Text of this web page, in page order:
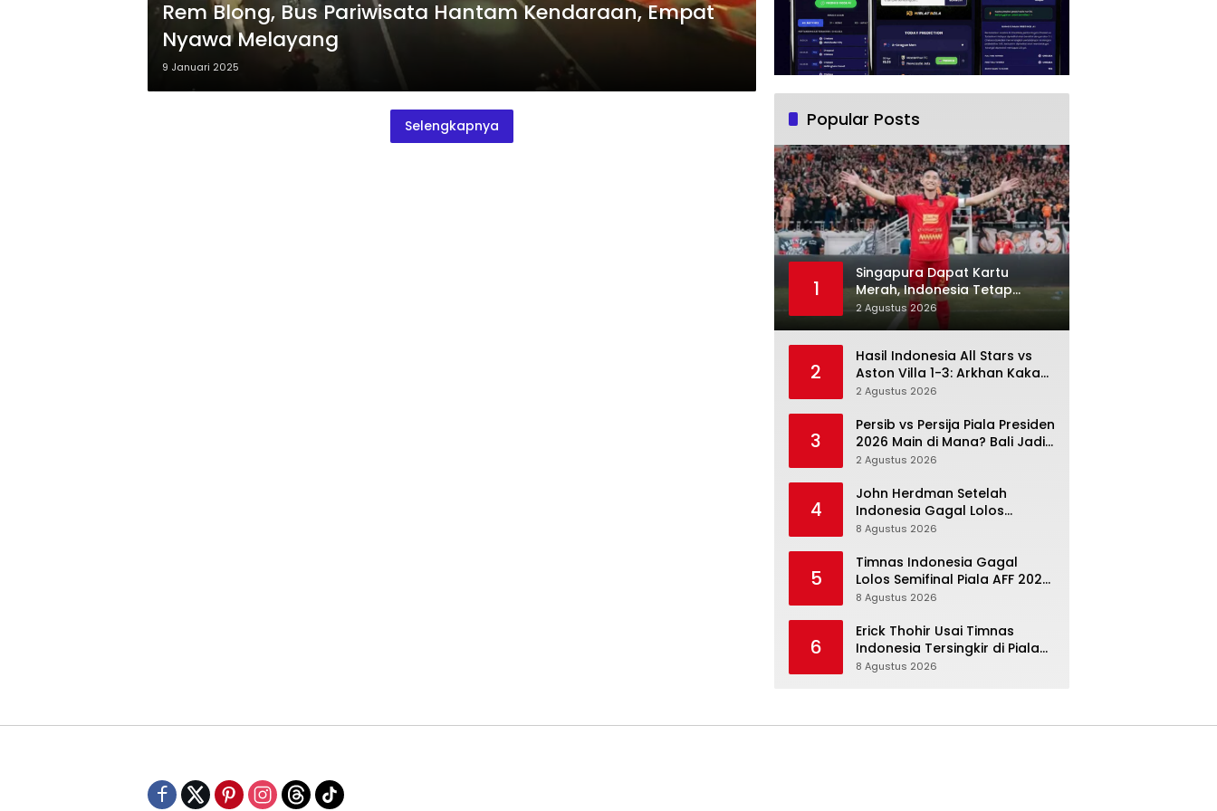
Rem Blong, Bus Pariwisata Hantam Kendaraan, Empat
Nyawa Melayang
9 Januari 2025
Selengkapnya Popular Posts
1
Singapura Dapat Kartu
Merah, Indonesia Tetap
Gagal Menang: Di Sini
Pertandingan Berbelok
2 Agustus 2026
2
Hasil Indonesia All Stars vs
Aston Villa 1-3: Arkhan Kaka
Balas, Villa Tetap Terlalu Rapi
2 Agustus 2026
3
Persib vs Persija Piala Presiden
2026 Main di Mana? Bali Jadi
Venue Semifinal, Ritmenya
2 Agustus 2026
4
John Herdman Setelah
Indonesia Gagal Lolos
Semifinal Piala AFF 2026:
Pemain Senior Terpukul
8 Agustus 2026
5
Timnas Indonesia Gagal
Lolos Semifinal Piala AFF 2026,
tetapi Ini Memang Belum
8 Agustus 2026
6
Erick Thohir Usai Timnas
Indonesia Tersingkir di Piala
AFF 2026: Evaluasi Jalan,
8 Agustus 2026